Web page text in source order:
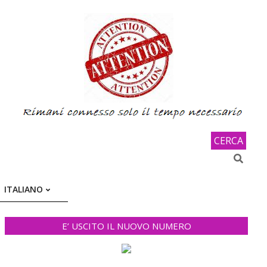
CERCA
Search
ITALIANO
E’ USCITO IL NUOVO NUMERO